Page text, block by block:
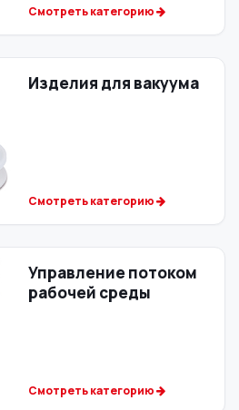
Смотреть категорию
Изделия для вакуума
Смотреть категорию
Управление потоком
рабочей среды
Смотреть категорию